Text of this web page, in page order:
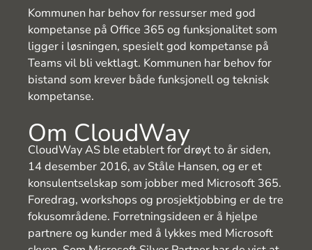
Kommunen har behov for ressurser med god
kompetanse på Office 365 og funksjonalitet som
ligger i løsningen, spesielt god kompetanse på
Teams vil bli vektlagt. Kommunen har behov for
bistand som krever både funksjonell og teknisk
kompetanse.
Om CloudWay
CloudWay AS ble etablert for drøyt to år siden,
14 desember 2016, av Ståle Hansen, og er et
konsulentselskap som jobber med Microsoft 365.
Foredrag, workshops og prosjektjobbing er de tre
fokusområdene. Forretningsideen er å hjelpe
partnere og kunder med å lykkes med Microsoft